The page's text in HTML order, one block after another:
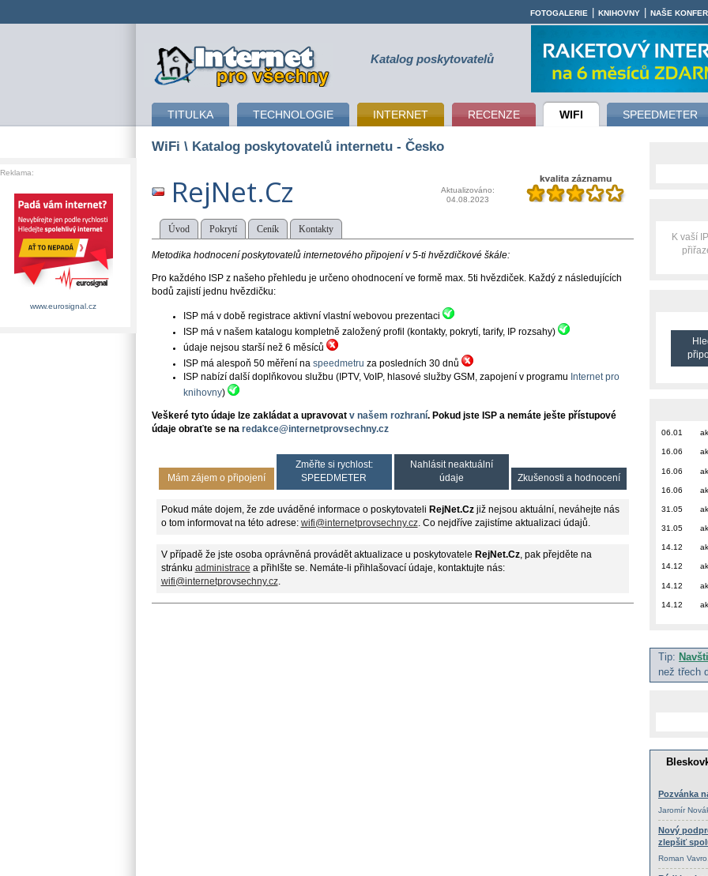
připojení k internetu Katalog poskytovatelů
TITULKA TECHNOLOGIE INTERNET RECENZE WIFI SPEEDMETER
FOTOGALERIE KNIHOVNY NAŠE
WiFi \ Katalog poskytovatelů internetu - Česko
RejNet.Cz
Aktualizováno:
04.08.2023
Úvod Pokrytí Ceník Kontakty
Metodika hodnocení poskytovatelů internetového připojení v 5-ti hvězdičkové škále:
Pro každého ISP z našeho přehledu je určeno ohodnocení ve formě max. 5ti hvězdiček. Každý z následujících
bodů zajistí jednu hvězdičku:
ISP má v době registrace aktivní vlastní webovou prezentaci
ISP má v našem katalogu kompletně založený profil (kontakty, pokrytí, tarify, IP rozsahy)
údaje nejsou starší než 6 měsíců
ISP má alespoň 50 měření na speedmetru za posledních 30 dnů
ISP nabízí další doplňkovou službu (IPTV, VoIP, hlasové služby GSM, zapojení v programu Internet pro
knihovny)
Veškeré tyto údaje lze zakládat a upravovat v našem rozhraní. Pokud jste ISP a nemáte ješte přístupové
údaje obraťte se na redakce@internetprovsechny.cz
Mám zájem o připojení
Změřte si rychlost:
SPEEDMETER
Nahlásit neaktuální
údaje
Zkušenosti a hodnocení
Pokud máte dojem, že zde uváděné informace o poskytovateli RejNet.Czjiž nejsou aktuální, neváhejte nás
o tom informovat na této adrese: wifi@internetprovsechny.cz. Co nejdříve zajistíme aktualizaci údajů.
V případě že jste osoba oprávněná provádět aktualizace u poskytovatele RejNet.Cz, pak přejděte na
stránku administrace a přihlšte se. Nemáte-li přihlašovací údaje, kontaktujte nás:
wifi@internetprovsechny.cz.
K vaší
06.01
16.06
16.06
16.06
31.05
31.05
14.12
14.12
14.12
14.12
Tip:
než třech
Reklama:
www.eurosignal.cz